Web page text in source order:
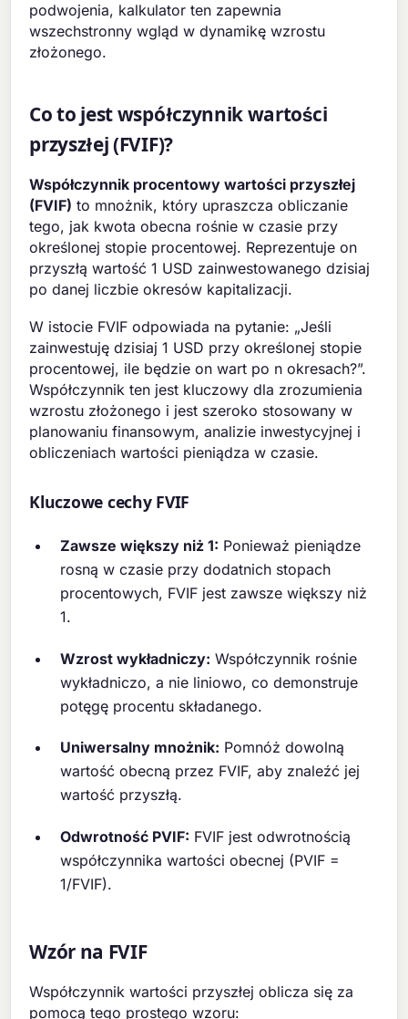
podwojenia, kalkulator ten zapewnia
wszechstronny wgląd w dynamikę wzrostu
złożonego.
Co to jest współczynnik wartości
przyszłej (FVIF)?
Współczynnik procentowy wartości przyszłej
(FVIF) to mnożnik, który upraszcza obliczanie
tego, jak kwota obecna rośnie w czasie przy
określonej stopie procentowej. Reprezentuje on
przyszłą wartość 1 USD zainwestowanego dzisiaj
po danej liczbie okresów kapitalizacji.
W istocie FVIF odpowiada na pytanie: „Jeśli
zainwestuję dzisiaj 1 USD przy określonej stopie
procentowej, ile będzie on wart po n okresach?”.
Współczynnik ten jest kluczowy dla zrozumienia
wzrostu złożonego i jest szeroko stosowany w
planowaniu finansowym, analizie inwestycyjnej i
obliczeniach wartości pieniądza w czasie.
Kluczowe cechy FVIF
Zawsze większy niż 1: Ponieważ pieniądze
rosną w czasie przy dodatnich stopach
procentowych, FVIF jest zawsze większy niż
1.
Wzrost wykładniczy: Współczynnik rośnie
wykładniczo, a nie liniowo, co demonstruje
potęgę procentu składanego.
Uniwersalny mnożnik: Pomnóż dowolną
wartość obecną przez FVIF, aby znaleźć jej
wartość przyszłą.
Odwrotność PVIF: FVIF jest odwrotnością
współczynnika wartości obecnej (PVIF =
1/FVIF).
Wzór na FVIF
Współczynnik wartości przyszłej oblicza się za
pomocą tego prostego wzoru: